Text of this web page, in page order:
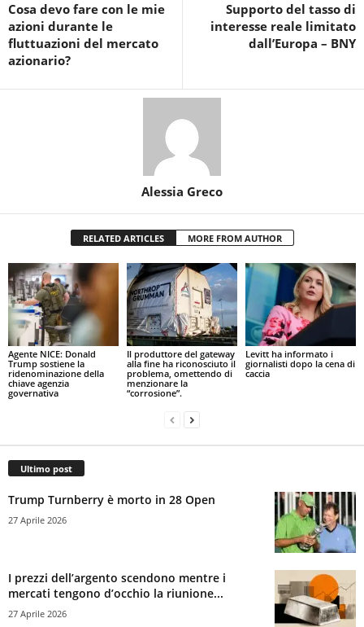
Cosa devo fare con le mie
azioni durante le
fluttuazioni del mercato
azionario?
Supporto del tasso di
interesse reale limitato
dall’Europa – BNY
Alessia Greco
RELATED ARTICLES MORE FROM AUTHOR
Agente NICE: Donald
Trump sostiene la
ridenominazione della
chiave agenzia
governativa
Il produttore del gateway
alla fine ha riconosciuto il
problema, omettendo di
menzionare la
“corrosione”.
Levitt ha informato i
giornalisti dopo la cena di
caccia
Ultimo post
Trump Turnberry è morto in 28 Open
27 Aprile 2026
I prezzi dell’argento scendono mentre i
mercati tengono d’occhio la riunione...
27 Aprile 2026